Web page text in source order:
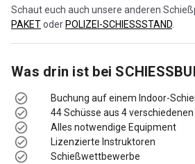
Schaut euch auch unsere anderen
PAKEToder POLIZEI-SCHIESSSTAND
Was drin ist bei
Buchung auf einem Indoor-
44 Schüsse aus 4
Alles notwendige Equipment
Lizenzierte Instruktoren
Schießwettbewerbe